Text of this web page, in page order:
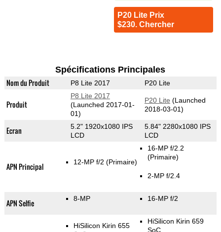
P20 Lite Prix
$230. Chercher
Spécifications Principales
Nom du Produit P8 Lite 2017 P20 Lite
Produit
P8 Lite 2017
(Launched 2017-01-
01)
P20 Lite (Launched
2018-03-01)
Ecran
5.2" 1920x1080 IPS
LCD
5.84" 2280x1080 IPS
LCD
APN Principal 12-MP f/2 (Primaire)
16-MP f/2.2
(Primaire)
2-MP f/2.4
APN Selfie 8-MP 16-MP f/2
HiSilicon Kirin 655
HiSilicon Kirin 659
SoC